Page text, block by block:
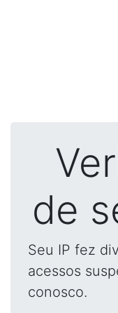
de
Seu IP fez
acessos
conosco.